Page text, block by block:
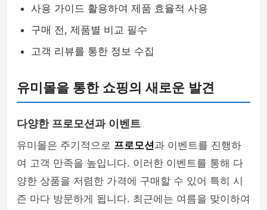
사용 가이드 활용하여 제품 효율적 사용
구매 전, 제품별 비교 필수
고객 리뷰를 통한 정보 수집
유미몰을 통한 쇼핑의 새로운 발견
다양한 프로모션과 이벤트
유미몰은 주기적으로 프로모션과 이벤트를 진행하
여 고객 만족을 높입니다. 이러한 이벤트를 통해 다
양한 상품을 저렴한 가격에 구매할 수 있어 특히 시
즌 마다 방문하게 됩니다. 최근에는 여름을 맞이하여